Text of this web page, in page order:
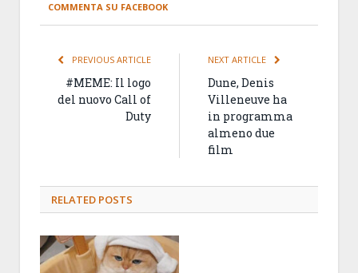
COMMENTA SU FACEBOOK
PREVIOUS ARTICLE
#MEME: Il logo
del nuovo Call of
Duty
NEXT ARTICLE
Dune, Denis
Villeneuve ha
in programma
almeno due
film
RELATED POSTS